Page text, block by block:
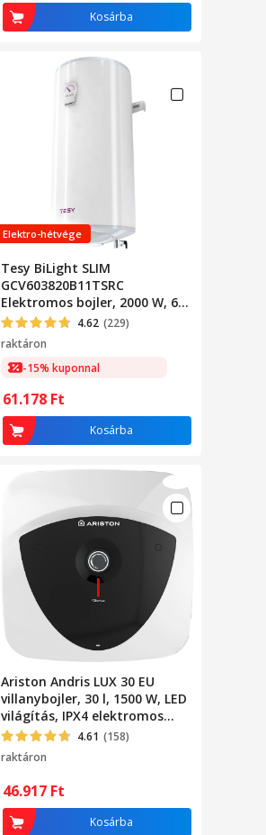
Kosárba
Elektro-hétvége
Tesy BiLight SLIM
GCV603820B11TSRC
Elektromos bojler, 2000 W, 60
L, 0.8 Mpa, 34 mm, fagyás
elleni védelem
4.62 (229)
raktáron
-15% kuponnal
61.178 Ft
Kosárba
Ariston Andris LUX 30 EU
villanybojler, 30 l, 1500 W, LED
világítás, IPX4 elektromos
védelem, Mosogató fölé
szerelés, Külső hőmérséklet
szabályozás
4.61 (158)
raktáron
46.917 Ft
Kosárba